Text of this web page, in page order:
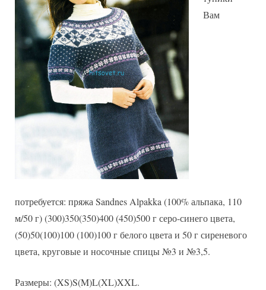
Вам
потребуется: пряжа Sandnes Alpakka (100% альпака, 110
м/50 г) (300)350(350)400 (450)500 г серо-синего цвета,
(50)50(100)100 (100)100 г белого цвета и 50 г сиреневого
цвета, круговые и носочные спицы №3 и №3,5.
Размеры: (XS)S(M)L(XL)XXL.